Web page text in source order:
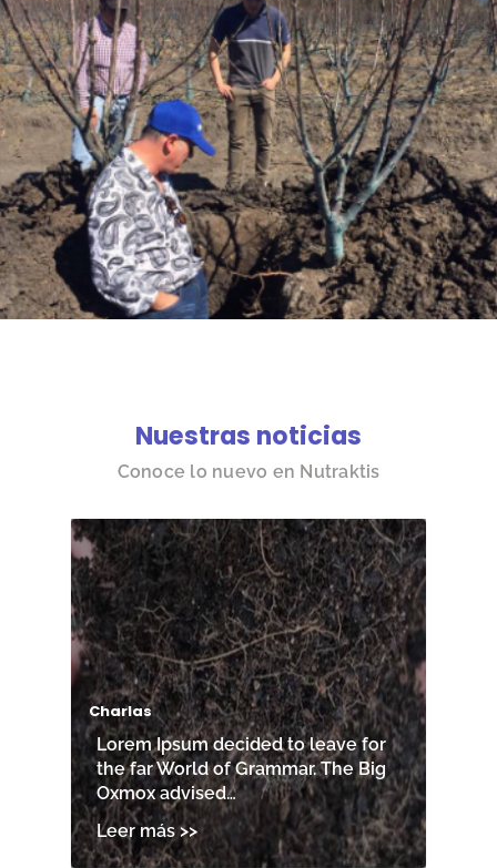
Nuestras noticias
Conoce lo nuevo en Nutraktis
Charlas
Lorem Ipsum decided to leave for
the far World of Grammar. The Big
Oxmox advised…